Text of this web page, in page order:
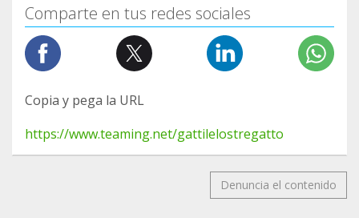
Comparte en tus redes sociales
Copia y pega la URL
https://www.teaming.net/gattilelostregatto
Denuncia el contenido